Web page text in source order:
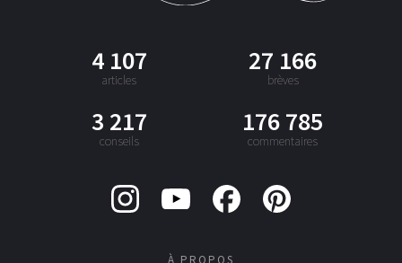
4 107
articles
27 166
brèves
3 217
conseils
176 785
commentaires
À PROPOS